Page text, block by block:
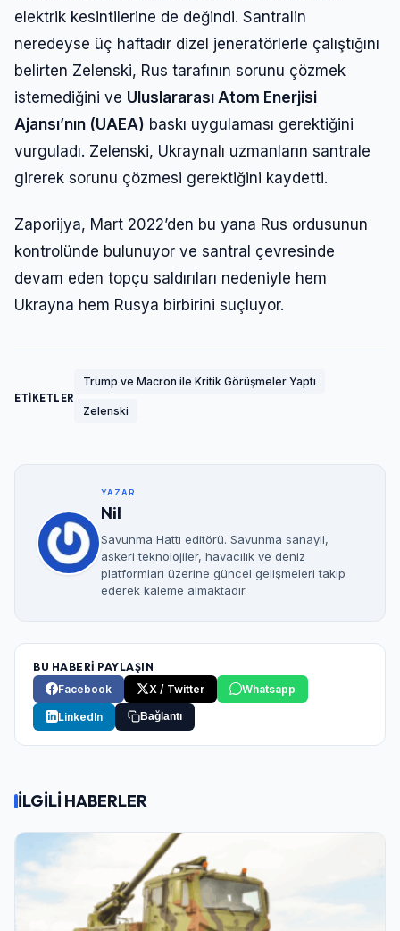
elektrik kesintilerine de değindi. Santralin
neredeyse üç haftadır dizel jeneratörlerle çalıştığını
belirten Zelenski, Rus tarafının sorunu çözmek
istemediğini ve Uluslararası Atom Enerjisi
Ajansı’nın (UAEA) baskı uygulaması gerektiğini
vurguladı. Zelenski, Ukraynalı uzmanların santrale
girerek sorunu çözmesi gerektiğini kaydetti.
Zaporijya, Mart 2022’den bu yana Rus ordusunun
kontrolünde bulunuyor ve santral çevresinde
devam eden topçu saldırıları nedeniyle hem
Ukrayna hem Rusya birbirini suçluyor.
ETİKETLER
Trump ve Macron ile Kritik Görüşmeler Yaptı
Zelenski
YAZAR
Nil
Savunma Hattı editörü. Savunma sanayii,
askeri teknolojiler, havacılık ve deniz
platformları üzerine güncel gelişmeleri takip
ederek kaleme almaktadır.
BU HABERİ PAYLAŞIN
Facebook
X / Twitter Whatsapp
LinkedIn Bağlantı
İLGİLİ HABERLER